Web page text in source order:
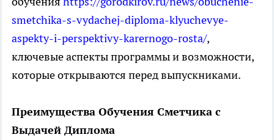
smetchika-s-vydachej-diploma-klyuchevye-
aspekty-i-perspektivy-karernogo-rosta/,
ключевые аспекты программы и возможности,
которые открываются перед выпускниками.
Преимущества Обучения Сметчика с
Выдачей Диплома